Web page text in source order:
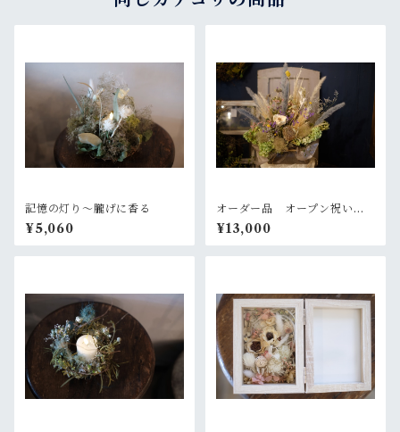
記憶の灯り〜朧げに香る
¥5,060
オーダー品 オープン祝いの
お花
¥13,000